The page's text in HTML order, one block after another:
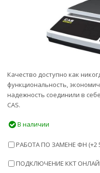
Качество доступно как
функциональность,
надежность соединили в
CAS.
В наличии
РАБОТА ПО ЗАМЕНЕ ФН (+2
ПОДКЛЮЧЕНИЕ ККТ